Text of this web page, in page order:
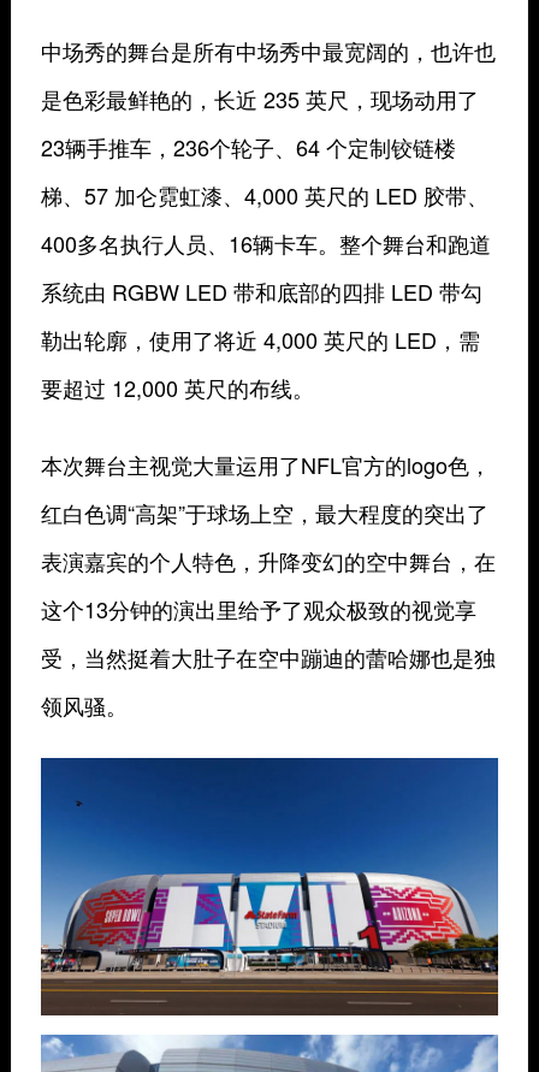
中场秀的舞台是所有中场秀中最宽阔的，也许也
是色彩最鲜艳的，长近 235 英尺，现场动用了
23辆手推车，236个轮子、64 个定制铰链楼
梯、57 加仑霓虹漆、4,000 英尺的 LED 胶带、
400多名执行人员、16辆卡车。整个舞台和跑道
系统由 RGBW LED 带和底部的四排 LED 带勾
勒出轮廓，使用了将近 4,000 英尺的 LED，需
要超过 12,000 英尺的布线。
本次舞台主视觉大量运用了NFL官方的logo色，
红白色调“高架”于球场上空，最大程度的突出了
表演嘉宾的个人特色，升降变幻的空中舞台，在
这个13分钟的演出里给予了观众极致的视觉享
受，当然挺着大肚子在空中蹦迪的蕾哈娜也是独
领风骚。